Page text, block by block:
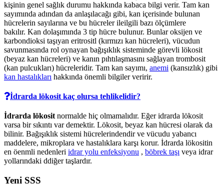
kişinin genel sağlık durumu hakkında kabaca bilgi verir. Tam kan
sayımında adından da anlaşılacağı gibi, kan içerisinde bulunan
hücrelerin sayılarına ve bu hücreler ileilgili bazı ölçümlere
bakılır. Kan dolaşımında 3 tip hücre bulunur. Bunlar oksijen ve
karbondioksi taşıyan eritrositl (kırmızı kan hücreleri), vücudun
savunmasında rol oynayan bağışıklık sisteminde görevli lökosit
(beyaz kan hücreleri) ve kanın pıhtılaşmasını sağlayan trombosit
(kan pulcukları) hücreleridir. Tam kan sayımı, anemi (kansızlık) gibi
kan hastalıkları hakkında önemli bilgiler veririr.
İdrarda lökosit kaç olursa tehlikelidir?
İdrarda lökosit normalde hiç olmamalıdır. Eğer idrarda lökosit
varsa bir sıkıntı var demektir. Lökosit, beyaz kan hücresi olarak da
bilinir. Bağışıklık sistemi hücrelerindendir ve vücudu yabancı
maddelere, mikroplara ve hastalıklara karşı korur. İdrarda lökositin
en öenmli nedenleri idrar yolu enfeksiyonu , böbrek taşı veya idrar
yollarındaki ddiğer taşlardır.
Yeni SSS